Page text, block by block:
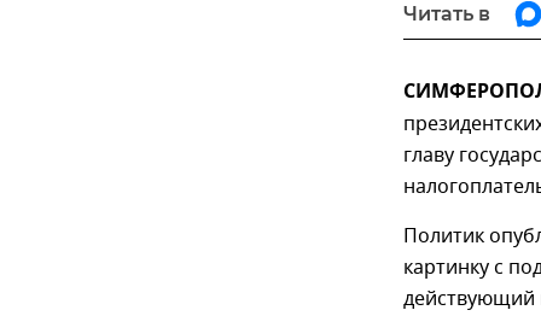
Читать в
главу
Политик
картинку с
действующий